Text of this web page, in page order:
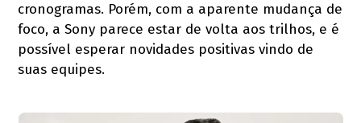
cronogramas. Porém, com a aparente mudança de
foco, a Sony parece estar de volta aos trilhos, e é
possível esperar novidades positivas vindo de
suas equipes.